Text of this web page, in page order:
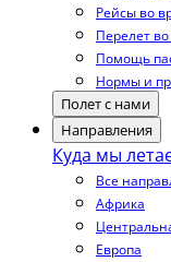
Рейсы во
Перелет
Помощь
Нормы и
Полет с нами
Направления
Куда мы
Все
Африка
Европа